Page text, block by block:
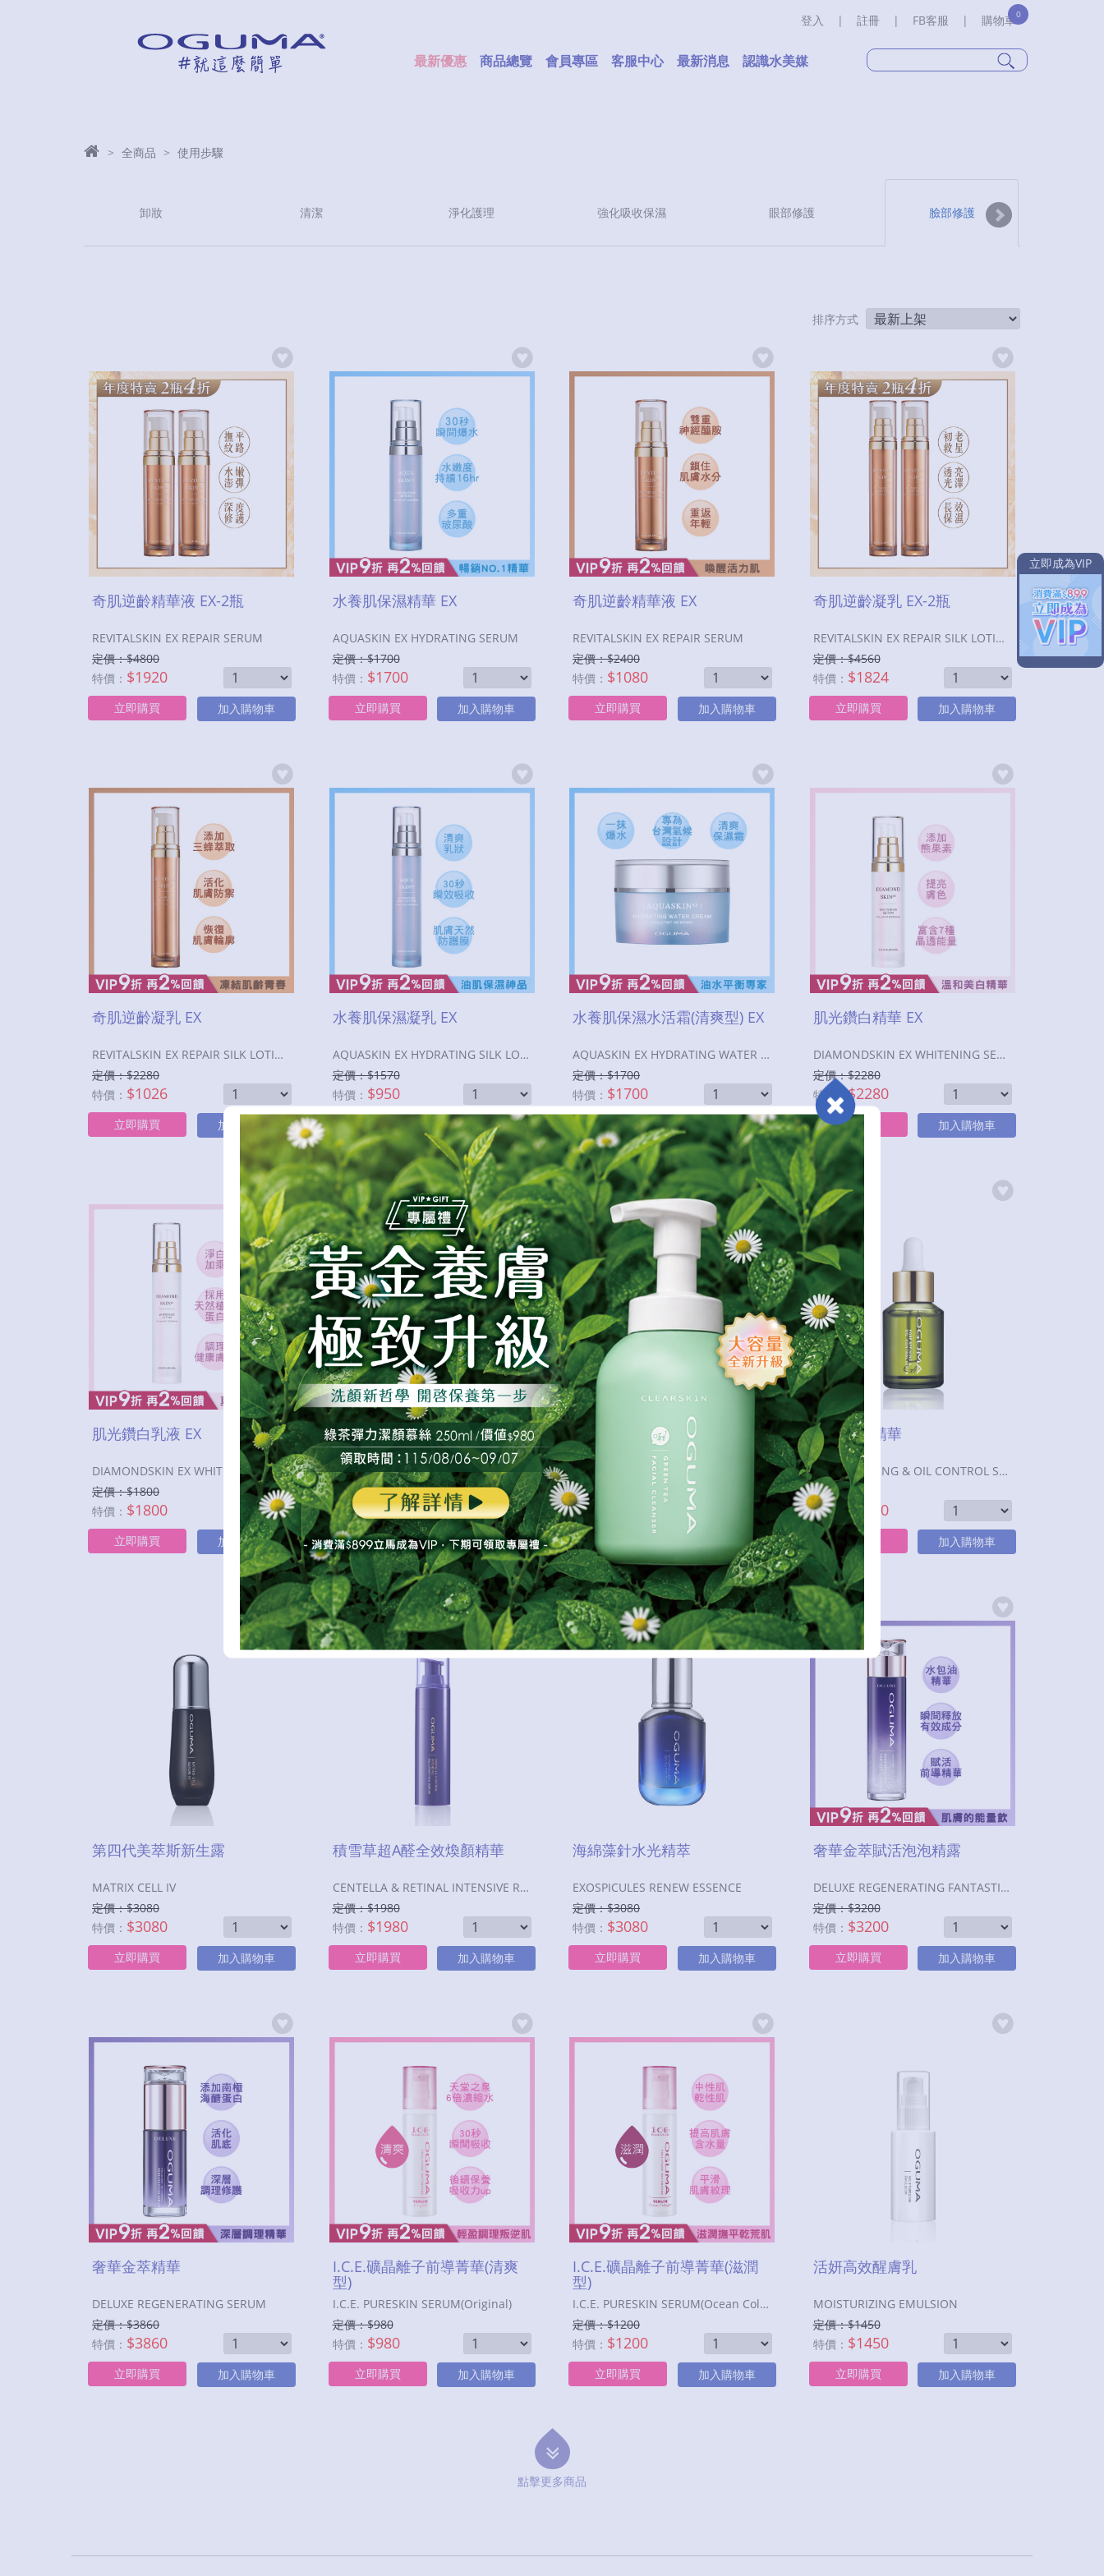
登入 | 註冊 | FB客服 | 0
購物車
最新優惠 商品總覽 會員專區 客服中心 最新消息 認識水美媒
全商品 使用步驟
卸妝 清潔 淨化護理 強化吸收保濕 眼部修護 臉部修護
排序方式
奇肌逆齡精華液 EX-2瓶
REVITALSKIN EX REPAIR SERUM
定價：$4800
特價： $1920
立即購買 加入購物車
水養肌保濕精華 EX
AQUASKIN EX HYDRATING SERUM
定價：$1700
特價： $1700
立即購買 加入購物車
奇肌逆齡精華液 EX
REVITALSKIN EX REPAIR SERUM
定價：$2400
特價： $1080
立即購買 加入購物車
奇肌逆齡凝乳 EX-2瓶
REVITALSKIN EX REPAIR SILK LOTION
定價：$4560
特價： $1824
立即購買 加入購物車
奇肌逆齡凝乳 EX
REVITALSKIN EX REPAIR SILK LOTION
定價：$2280
特價： $1026
立即購買 加入購物車
水養肌保濕凝乳 EX
AQUASKIN EX HYDRATING SILK LOTION
定價：$1570
特價： $950
立即購買 加入購物車
水養肌保濕水活霜(清爽型) EX
AQUASKIN EX HYDRATING WATER CREAM
定價：$1700
特價： $1700
立即購買 加入購物車
肌光鑽白精華 EX
DIAMONDSKIN EX WHITENING SERUM
定價：$2280
特價：$2280
立即購買 加入購物車
肌光鑽白乳液 EX
DIAMONDSKIN EX WHITENING LOTION
定價：$1800
特價： $1800
立即購買 加入購物車
肌光鑽白乳霜 EX
DIAMONDSKIN EX WHITENING CREAM
定價：$2050
特價：$2050
立即購買 加入購物車
艾地苯蔘氧活泉金萃
IDEBENONE SPRING WATER ESSENCE
定價：$
特價：
立即購買 加入購物車
植淨煥膚精華
PORE REFINING & OIL CONTROL SERUM
定價：$1080
特價：$1080
立即購買 加入購物車
第四代美萃斯新生露
MATRIX CELL IV
定價：$3080
特價： $3080
立即購買 加入購物車
積雪草超A醛全效煥顏精華
CENTELLA & RETINAL INTENSIVE REJUVENATING SERUM
定價：$1980
特價： $1980
立即購買 加入購物車
海綿藻針水光精萃
EXOSPICULES RENEW ESSENCE
定價：$3080
特價： $3080
立即購買 加入購物車
奢華金萃賦活泡泡精露
DELUXE REGENERATING FANTASTIC BUBBLE
定價：$3200
特價： $3200
立即購買 加入購物車
奢華金萃精華
DELUXE REGENERATING SERUM
定價：$3860
特價： $3860
立即購買 加入購物車
I.C.E.礦晶離子前導菁華(清爽
型)
I.C.E. PURESKIN SERUM(Original)
定價：$980
特價： $980
立即購買 加入購物車
I.C.E.礦晶離子前導菁華(滋潤
型)
I.C.E. PURESKIN SERUM(Ocean Collagen)
定價：$1200
特價： $1200
立即購買 加入購物車
活妍高效醒膚乳
MOISTURIZING EMULSION
定價：$1450
特價： $1450
立即購買 加入購物車
點擊更多商品
立即成為VIP